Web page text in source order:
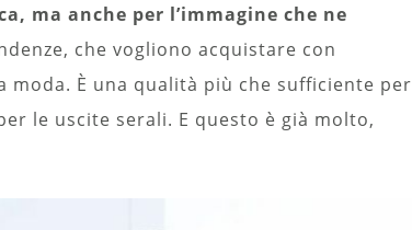
ma anche per l’immagine che ne
che vogliono acquistare con
È una qualità più che sufficiente per
le uscite serali. E questo è già molto,